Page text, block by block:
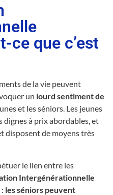
ce que c’est
de la vie peuvent
un lourd sentiment de
et les séniors. Les jeunes
à prix abordables, et
disposent de moyens très
le lien entre les
Intergénérationnelle
les séniors peuvent